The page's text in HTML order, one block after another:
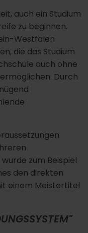
auch ein Studium
zu beginnen.
Westfalen
die das Studium
auch ohne
Durch
zum Beispiel
den direkten
einem Meistertitel